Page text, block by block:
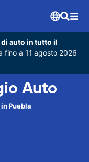
auto in tutto il
fino a 11 agosto 2026
Auto
Puebla